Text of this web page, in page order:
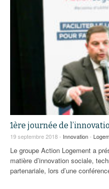
1ère journée de
19 septembre 2018 - Innovation-
Le groupe Action Logement a
matière d’innovation sociale,
partenariale, lors d’une